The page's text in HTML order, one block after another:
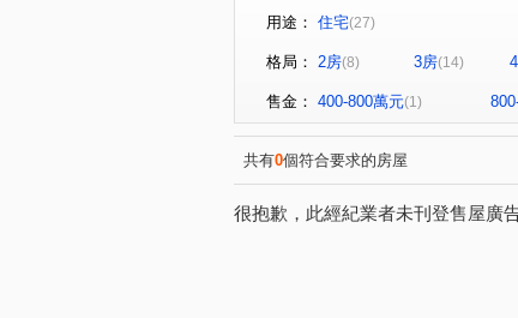
威泰錢都十一期
協勝雙子城 青墨集
新大南青山(1) The Aries
十興路(2) 領航北路四段
南勢四街(1)
青溪路一段(1) 壯五路(1)
領航南路一段(2) 龍江路
用途： 住宅(27)
格局： 2房(8) 3房(14)
售金： 400-800萬元(1)
共有0個符合要求的房屋
很抱歉，此經紀業者未刊登售屋廣